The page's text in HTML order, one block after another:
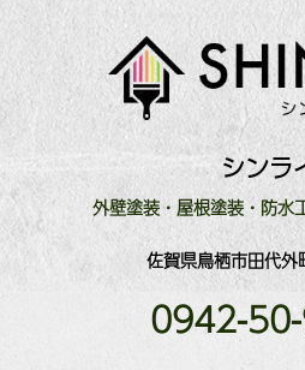
シンラ
外壁塗装・屋根塗装・防水
佐賀県鳥栖市田代
0942-